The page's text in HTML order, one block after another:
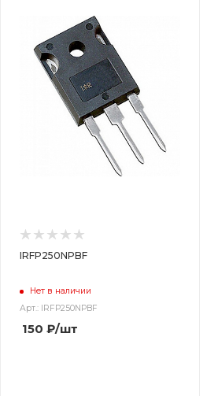
IRFP250NPBF
Нет в наличии
Арт.: IRFP250NPBF
150 ₽/шт